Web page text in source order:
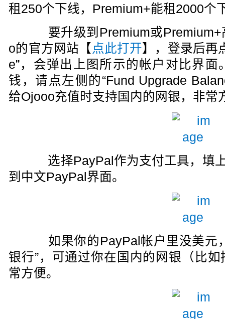
租250个下线，Premium+能租2000个
要升级到Premium或Premium+
o的官方网站【 点此打开】，登录后再
e”，会弹出上图所示的帐户对比界
钱，请点左侧的“Fund Upgrade
给Ojooo充值时支持国内的网银，非常
选择PayPal作为支付工具，填
到中文PayPal界面。
如果你的PayPal帐户里没美元
银行”，可通过你在国内的网银（比
常方便。